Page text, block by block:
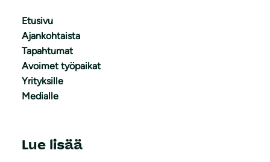
Etusivu
Ajankohtaista
Tapahtumat
Avoimet työpaikat
Yrityksille
Medialle
Lue lisää